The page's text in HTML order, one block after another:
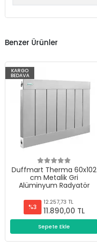
Benzer Ürünler
KARGO
BEDAVA
Duffmart Therma 60x102
cm Metalik Gri
Alüminyum Radyatör
%3
12.257,73 TL
11.890,00 TL
Sepete Ekle